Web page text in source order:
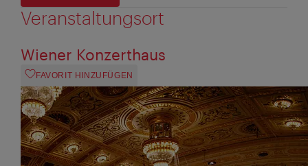
Veranstaltungsort
Wiener Konzerthaus
FAVORIT HINZUFÜGEN